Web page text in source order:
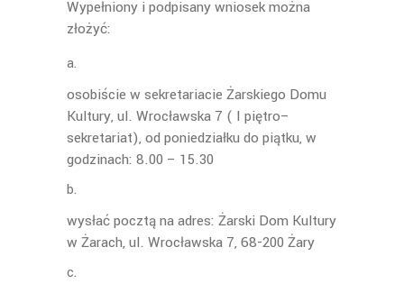
Wypełniony i podpisany wniosek można
złożyć:
osobiście w sekretariacie Żarskiego Domu
Kultury, ul. Wrocławska 7 ( I piętro–
sekretariat), od poniedziałku do piątku, w
godzinach: 8.00 – 15.30
wysłać pocztą na adres: Żarski Dom Kultury
w Żarach, ul. Wrocławska 7, 68-200 Żary